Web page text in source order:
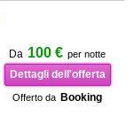
Da 100 € per notte
Dettagli dell'offerta
Offerto da Booking